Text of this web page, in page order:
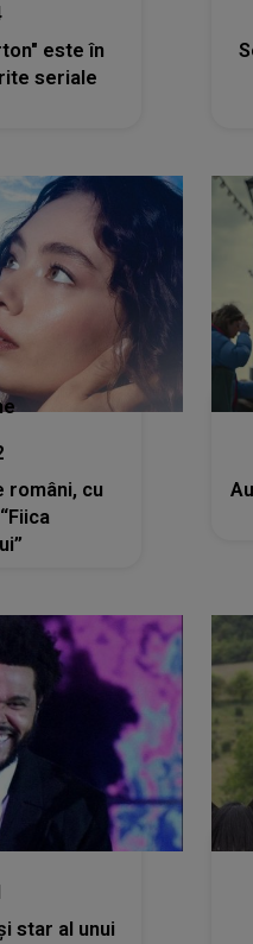
este în
seriale
români, cu
star al unui